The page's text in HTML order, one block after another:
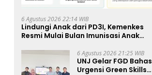
6 Agustus 2026 22:14 WIB
Lindungi Anak dari PD3I, Kemenkes
Resmi Mulai Bulan Imunisasi Anak
6 Agustus 2026 21:25 WIB
UNJ Gelar FGD Bahas
Urgensi Green Skills